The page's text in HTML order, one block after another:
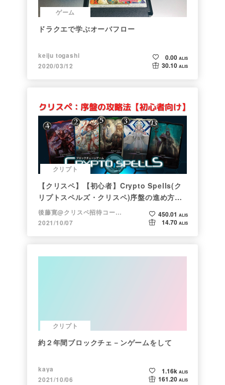
ゲーム
ドラクエで学ぶオーバフロー
keiju togashi
2020/03/12
0.00 ALIS
30.10 ALIS
クリプト
【クリスペ】【初心者】Crypto Spells(ク
リプトスペルズ・クリスペ)序盤の進め方
【NFTゲーム】
後藤寛@クリスペ招待コード→LHiH
2021/10/07
450.01 ALIS
14.70 ALIS
クリプト
約２年間ブロックチェ－ンゲームをして
kaya
2021/10/06
1.16k ALIS
161.20 ALIS